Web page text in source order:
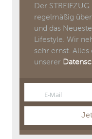
Der
regelmäßig
und das
Lifestyle. Wir
sehr ernst. Alles
unserer
EmailE-Mail